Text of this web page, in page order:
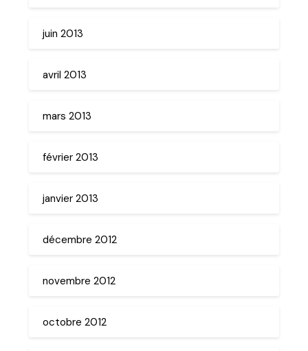
juin 2013
avril 2013
mars 2013
février 2013
janvier 2013
décembre 2012
novembre 2012
octobre 2012